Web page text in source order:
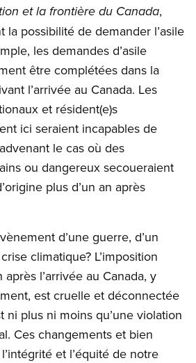
et la frontière du Canada,
la possibilité de demander l’asile
les demandes d’asile
être complétées dans la
l’arrivée au Canada. Les
et résident(e)s
ici seraient incapables de
le cas où des
ou dangereux secoueraient
plus d’un an après
d’une guerre, d’un
climatique? L’imposition
après l’arrivée au Canada, y
est cruelle et déconnectée
ni plus ni moins qu’une violation
Ces changements et bien
et l’équité de notre